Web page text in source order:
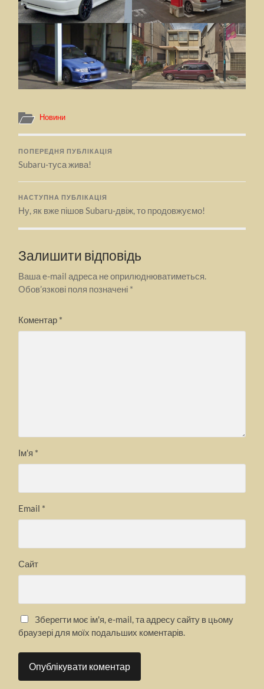
Новини
ПОПЕРЕДНЯ ПУБЛІКАЦІЯ
Subaru-туса жива!
НАСТУПНА ПУБЛІКАЦІЯ
Ну, як вже пішов Subaru-двіж, то продовжуємо!
Залишити відповідь
Ваша e-mail адреса не оприлюднюватиметься.
Обов’язкові поля позначені *
Коментар *
Ім'я *
Email *
Сайт
Зберегти моє ім'я, e-mail, та адресу сайту в цьому
браузері для моїх подальших коментарів.